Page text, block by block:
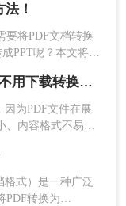
文件。下面，
！
要将PDF文档转换
PPT呢？本文将为
线上pdf怎么转ppt格式？试试这个不用下载转换器吧！
为PDF文件在展
内容格式不易变
，更能够凸显内
件转换为PPT格
ppt格式，让大家
格式）是一种广泛
PDF转换为